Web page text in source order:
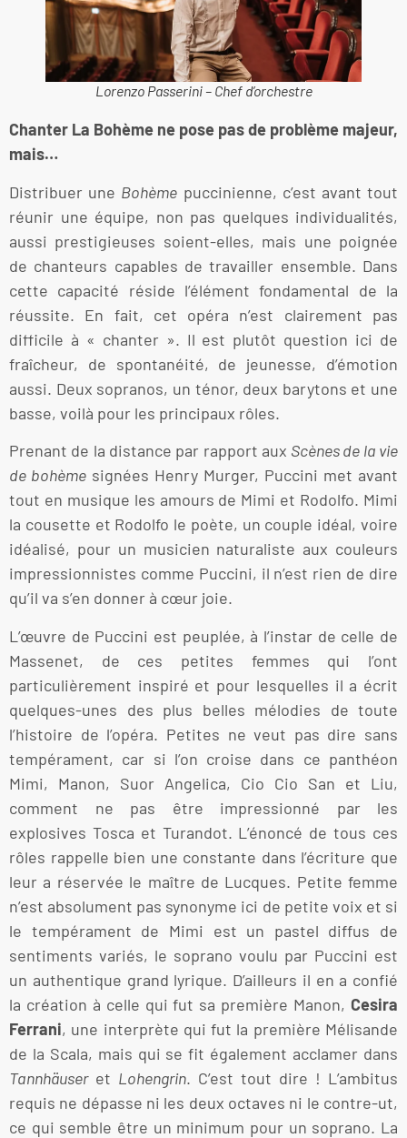
Lorenzo Passerini – Chef d’orchestre
Chanter La Bohème ne pose pas de problème majeur,
mais…
Distribuer une Bohème puccinienne, c’est avant tout
réunir une équipe, non pas quelques individualités,
aussi prestigieuses soient-elles, mais une poignée
de chanteurs capables de travailler ensemble. Dans
cette capacité réside l’élément fondamental de la
réussite. En fait, cet opéra n’est clairement pas
difficile à « chanter ». Il est plutôt question ici de
fraîcheur, de spontanéité, de jeunesse, d’émotion
aussi. Deux sopranos, un ténor, deux barytons et une
basse, voilà pour les principaux rôles.
Prenant de la distance par rapport aux Scènes de la vie
de bohème signées Henry Murger, Puccini met avant
tout en musique les amours de Mimi et Rodolfo. Mimi
la cousette et Rodolfo le poète, un couple idéal, voire
idéalisé, pour un musicien naturaliste aux couleurs
impressionnistes comme Puccini, il n’est rien de dire
qu’il va s’en donner à cœur joie.
L’œuvre de Puccini est peuplée, à l’instar de celle de
Massenet, de ces petites femmes qui l’ont
particulièrement inspiré et pour lesquelles il a écrit
quelques-unes des plus belles mélodies de toute
l’histoire de l’opéra. Petites ne veut pas dire sans
tempérament, car si l’on croise dans ce panthéon
Mimi, Manon, Suor Angelica, Cio Cio San et Liu,
comment ne pas être impressionné par les
explosives Tosca et Turandot. L’énoncé de tous ces
rôles rappelle bien une constante dans l’écriture que
leur a réservée le maître de Lucques. Petite femme
n’est absolument pas synonyme ici de petite voix et si
le tempérament de Mimi est un pastel diffus de
sentiments variés, le soprano voulu par Puccini est
un authentique grand lyrique. D’ailleurs il en a confié
la création à celle qui fut sa première Manon, Cesira
Ferrani, une interprète qui fut la première Mélisande
de la Scala, mais qui se fit également acclamer dans
Tannhäuseret Lohengrin. C’est tout dire ! L’ambitus
requis ne dépasse ni les deux octaves ni le contre-ut,
ce qui semble être un minimum pour un soprano. La